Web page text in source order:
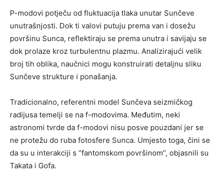
P-modovi potječu od fluktuacija tlaka unutar Sunčeve
unutrašnjosti. Dok ti valovi putuju prema van i dosežu
površinu Sunca, reflektiraju se prema unutra i savijaju se
dok prolaze kroz turbulentnu plazmu. Analizirajući velik
broj tih oblika, naučnici mogu konstruirati detaljnu sliku
Sunčeve strukture i ponašanja.
Tradicionalno, referentni model Sunčeva seizmičkog
radijusa temelji se na f-modovima. Međutim, neki
astronomi tvrde da f-modovi nisu posve pouzdani jer se
ne protežu do ruba fotosfere Sunca. Umjesto toga, čini se
da su u interakciji s “fantomskom površinom”, objasnili su
Takata i Gofa.